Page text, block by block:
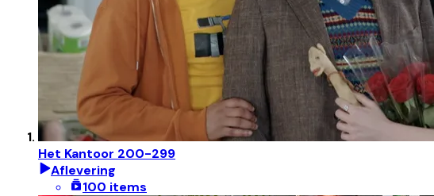
Het Kantoor 200-299
Aflevering
100 items